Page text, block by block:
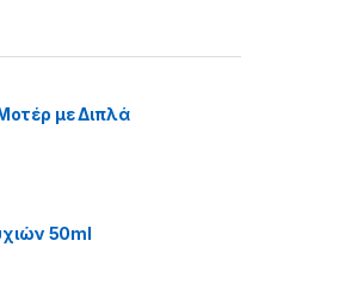
με Διπλά
50ml